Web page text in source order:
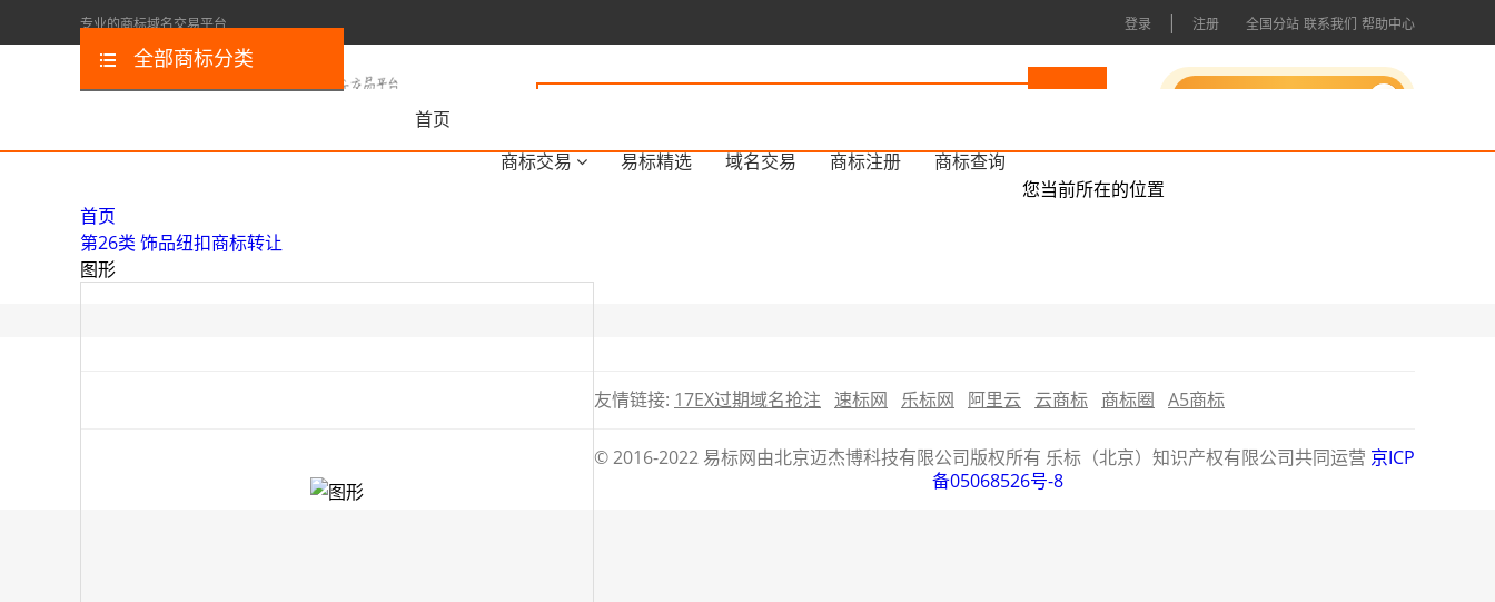
专业的商标域名交易平台 登录 | 注册 全国分站 联系我们 帮助中心
首页
商标交易
易标精选 域名交易 商标注册 商标查询
全部商标分类
您当前所在的位置
首页
第26类 饰品纽扣商标转让
图形
友情链接: 17EX过期域名抢注 速标网 乐标网 阿里云 云商标 商标圈 A5商标
© 2016-2022 易标网由北京迈杰博科技有限公司版权所有 乐标（北京）知识产权有限公司共同运营 京ICP
备05068526号-8